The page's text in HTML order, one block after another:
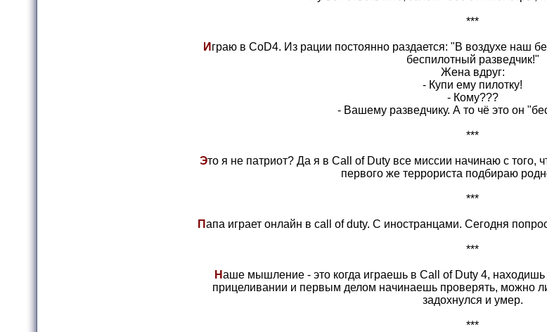
***
И граю в CoD4. Из рации постоянно раздается: "В воздухе наш
беспилотный разведчик!"
Жена вдруг:
- Купи ему пилотку!
- Кому???
- Вашему разведчику. А то чё это он
***
Это я не патриот? Да я в Call of Duty все миссии начинаю с того,
первого же террориста подбираю
***
Папа играет онлайн в call of duty. С иностранцами. Сегодня
***
Наше мышление - это когда играешь в Call of Duty 4,
прицеливании и первым делом начинаешь проверять, можно
задохнулся и умер.
***